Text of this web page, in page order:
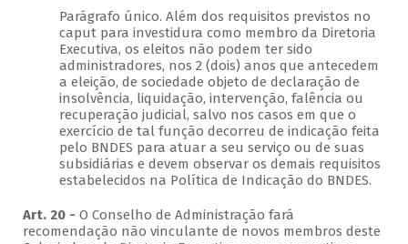
Parágrafo único. Além dos requisitos previstos no
caput para investidura como membro da Diretoria
Executiva, os eleitos não podem ter sido
administradores, nos 2 (dois) anos que antecedem
a eleição, de sociedade objeto de declaração de
insolvência, liquidação, intervenção, falência ou
recuperação judicial, salvo nos casos em que o
exercício de tal função decorreu de indicação feita
pelo BNDES para atuar a seu serviço ou de suas
subsidiárias e devem observar os demais requisitos
estabelecidos na Política de Indicação do BNDES.
Art. 20 - O Conselho de Administração fará
recomendação não vinculante de novos membros deste